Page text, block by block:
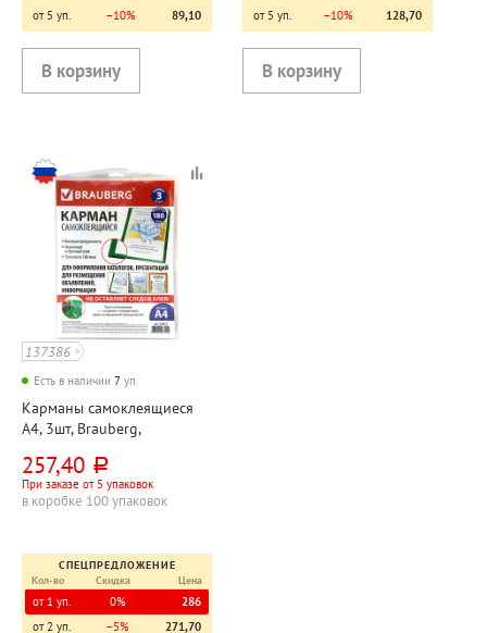
от 5 уп.
−10% 89,10
от 5 уп.
−10% 128,70
137386
Есть в наличии 7 уп.
Карманы самоклеящиеся
А4, 3шт, Brauberg,
лицевую сторону папок
257,40 руб.
При заказе от 5 упаковок
в коробке 100 упаковок
СПЕЦПРЕДЛОЖЕНИЕ
Кол-во
Скидка Цена
от 1 уп. 0%
286
от 2 уп.
−5%
271,70